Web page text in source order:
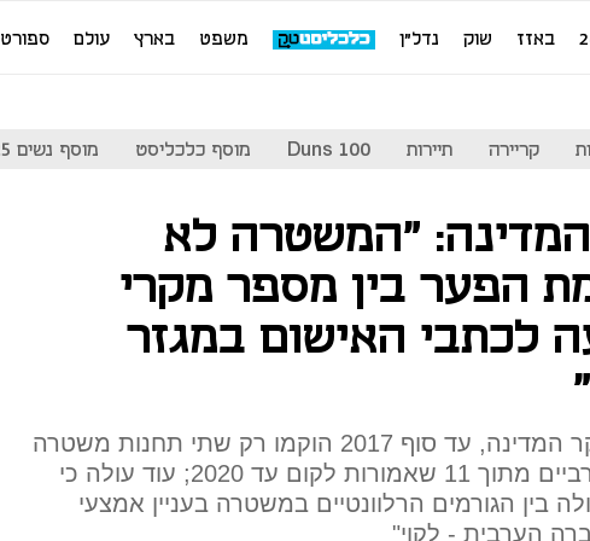
באזז שוק נדל"ן משפט בארץ עולם ספורט
קריירה תיירות Duns 100 מוסף כלכליסט מוסף נשים 2025
"המשטרה לא
הפער בין מספר מקרי
לכתבי האישום במגזר
לפי דוח מבקר המדינה, עד סוף 2017 הוקמו רק שתי תחנות משטרה
בישובים הערביים מתוך 11 שאמורות לקום עד 2020; עוד עולה כי
בין הגורמים הרלוונטיים במשטרה בעניין אמצעי
הערבית - לקוי"